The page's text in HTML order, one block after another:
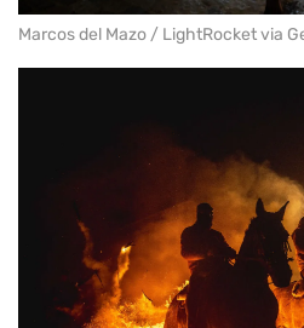
Marcos del Mazo / LightRocket via